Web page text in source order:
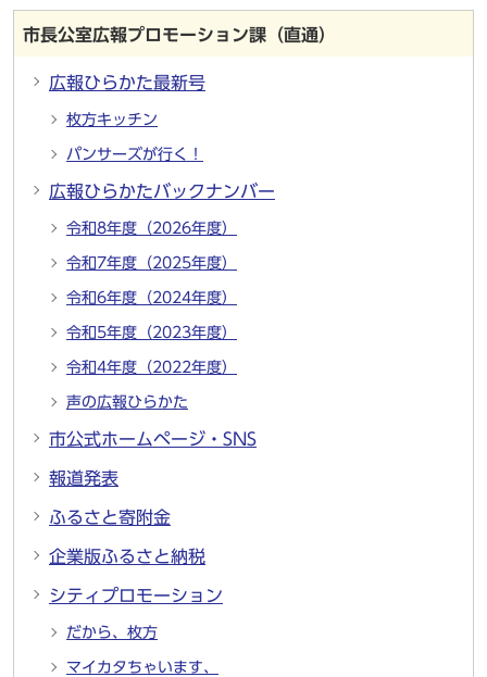
市長公室広報プロモーション課（直通）
広報ひらかた最新号
枚方キッチン
パンサーズが行く！
広報ひらかたバックナンバー
令和8年度（2026年度）
令和7年度（2025年度）
令和6年度（2024年度）
令和5年度（2023年度）
令和4年度（2022年度）
声の広報ひらかた
市公式ホームページ・SNS
報道発表
ふるさと寄附金
企業版ふるさと納税
シティプロモーション
だから、枚方
マイカタちゃいます、